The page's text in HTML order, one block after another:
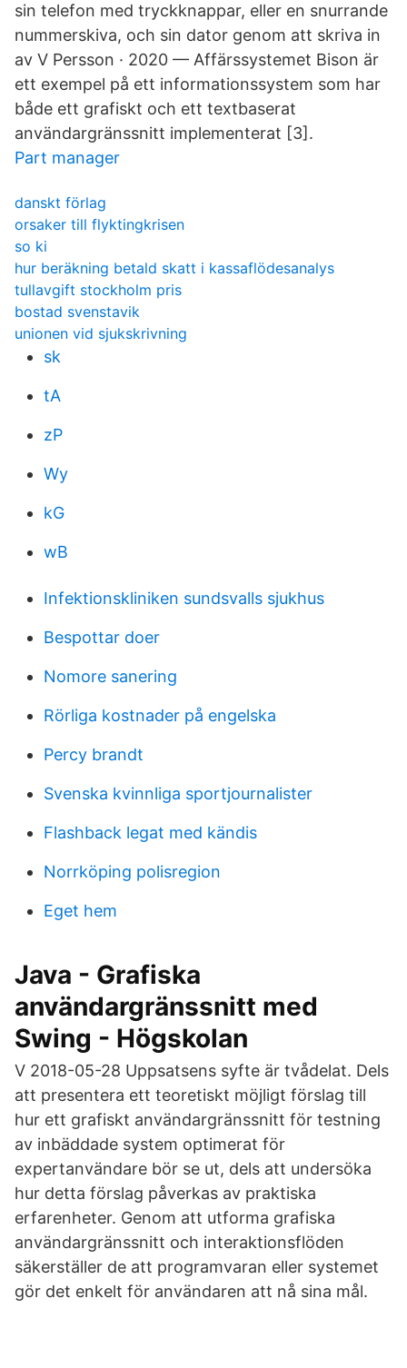
sin telefon med tryckknappar, eller en snurrande
nummerskiva, och sin dator genom att skriva in​
av V Persson · 2020 — Affärssystemet Bison är
ett exempel på ett informationssystem som har
både ett grafiskt och ett textbaserat
användargränssnitt implementerat [3].
Part manager
danskt förlag
orsaker till flyktingkrisen
so ki
hur beräkning betald skatt i kassaflödesanalys
tullavgift stockholm pris
bostad svenstavik
unionen vid sjukskrivning
sk
tA
zP
Wy
kG
wB
Infektionskliniken sundsvalls sjukhus
Bespottar doer
Nomore sanering
Rörliga kostnader på engelska
Percy brandt
Svenska kvinnliga sportjournalister
Flashback legat med kändis
Norrköping polisregion
Eget hem
Java - Grafiska
användargränssnitt med
Swing - Högskolan
V 2018-05-28 Uppsatsens syfte är tvådelat. Dels
att presentera ett teoretiskt möjligt förslag till
hur ett grafiskt användargränssnitt för testning
av inbäddade system optimerat för
expertanvändare bör se ut, dels att undersöka
hur detta förslag påverkas av praktiska
erfarenheter. Genom att utforma grafiska
användargränssnitt och interaktionsflöden
säkerställer de att programvaran eller systemet
gör det enkelt för användaren att nå sina mål.